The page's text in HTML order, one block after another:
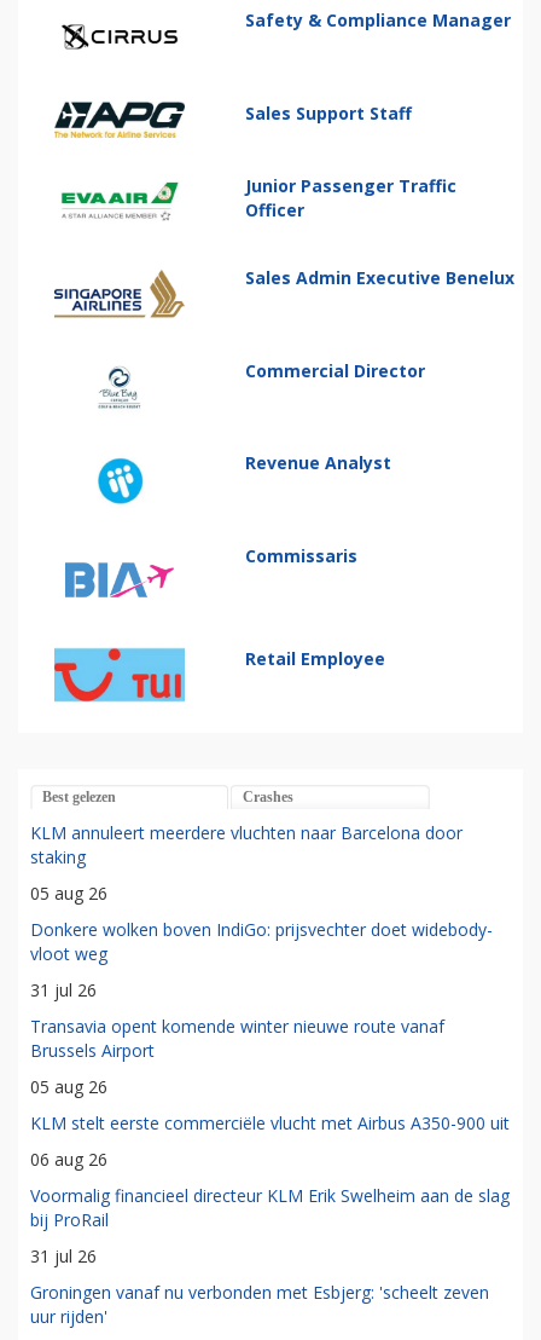
Safety & Compliance Manager
Sales Support Staff
Junior Passenger Traffic
Officer
Sales Admin Executive Benelux
Commercial Director
Revenue Analyst
Commissaris
Retail Employee
Best gelezen Crashes
KLM annuleert meerdere vluchten naar Barcelona door
staking
05 aug 26
Donkere wolken boven IndiGo: prijsvechter doet widebody-
vloot weg
31 jul 26
Transavia opent komende winter nieuwe route vanaf
Brussels Airport
05 aug 26
KLM stelt eerste commerciële vlucht met Airbus A350-900 uit
06 aug 26
Voormalig financieel directeur KLM Erik Swelheim aan de slag
bij ProRail
31 jul 26
Groningen vanaf nu verbonden met Esbjerg: 'scheelt zeven
uur rijden'